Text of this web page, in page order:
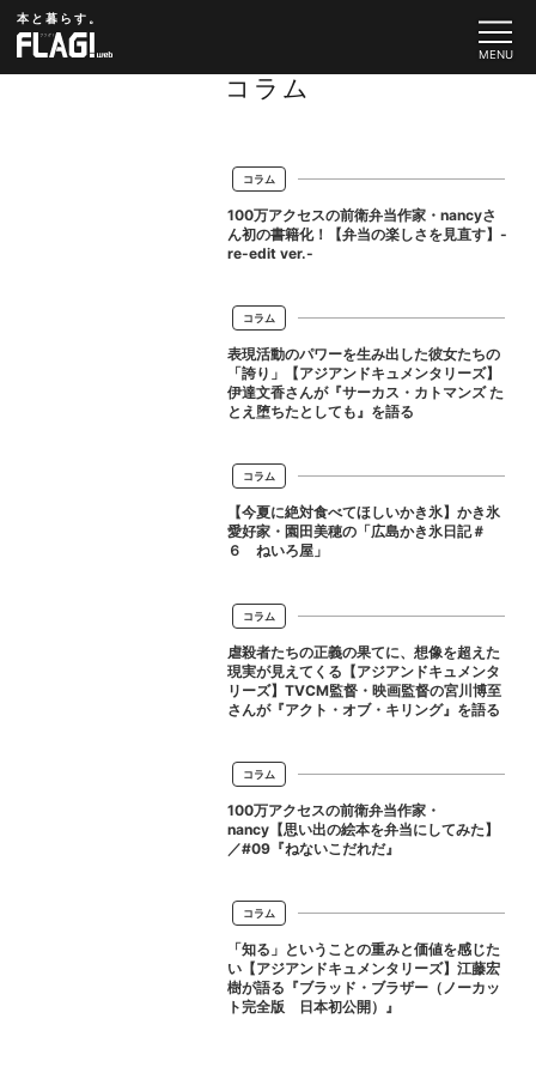
本と暮らす。
コラム
コラム
100万アクセスの前衛弁当作家・nancyさ
ん初の書籍化！【弁当の楽しさを見直す】-
re-edit ver.-
コラム
表現活動のパワーを生み出した彼女たちの
「誇り」【アジアンドキュメンタリーズ】
伊達文香さんが『サーカス・カトマンズ た
とえ堕ちたとしても』を語る
コラム
【今夏に絶対食べてほしいかき氷】かき氷
愛好家・園田美穂の「広島かき氷日記＃
６ ねいろ屋」
コラム
虐殺者たちの正義の果てに、想像を超えた
現実が見えてくる【アジアンドキュメンタ
リーズ】TVCM監督・映画監督の宮川博至
さんが『アクト・オブ・キリング』を語る
コラム
100万アクセスの前衛弁当作家・
nancy【思い出の絵本を弁当にしてみた】
／#09『ねないこだれだ』
コラム
「知る」ということの重みと価値を感じた
い【アジアンドキュメンタリーズ】江藤宏
樹が語る『ブラッド・ブラザー（ノーカッ
ト完全版 日本初公開）』